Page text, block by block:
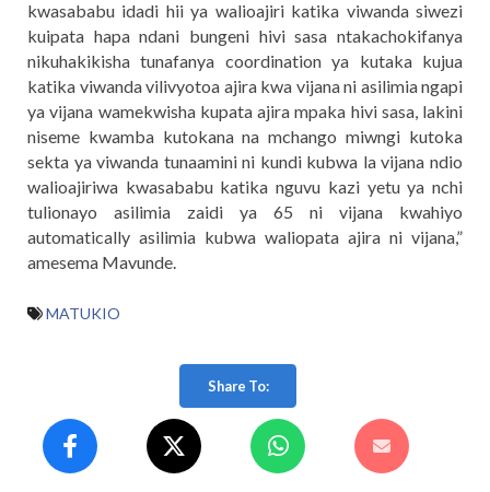
kwasababu idadi hii ya walioajiri katika viwanda siwezi
kuipata hapa ndani bungeni hivi sasa ntakachokifanya
nikuhakikisha tunafanya coordination ya kutaka kujua
katika viwanda vilivyotoa ajira kwa vijana ni asilimia ngapi
ya vijana wamekwisha kupata ajira mpaka hivi sasa, lakini
niseme kwamba kutokana na mchango miwngi kutoka
sekta ya viwanda tunaamini ni kundi kubwa la vijana ndio
walioajiriwa kwasababu katika nguvu kazi yetu ya nchi
tulionayo asilimia zaidi ya 65 ni vijana kwahiyo
automatically asilimia kubwa waliopata ajira ni vijana,”
amesema Mavunde.
MATUKIO
Share To: